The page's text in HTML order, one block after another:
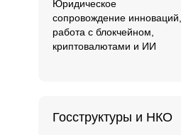
Госструктуры и НКО
Юридическое
сопровождение инноваций,
работа с блокчейном,
криптовалютами и ИИ